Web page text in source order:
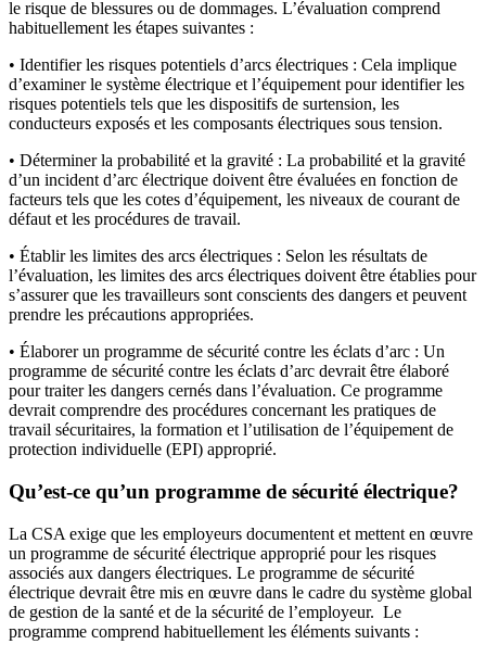
le risque de blessures ou de dommages. L’évaluation comprend
habituellement les étapes suivantes :
• Identifier les risques potentiels d’arcs électriques : Cela implique
d’examiner le système électrique et l’équipement pour identifier les
risques potentiels tels que les dispositifs de surtension, les
conducteurs exposés et les composants électriques sous tension.
• Déterminer la probabilité et la gravité : La probabilité et la gravité
d’un incident d’arc électrique doivent être évaluées en fonction de
facteurs tels que les cotes d’équipement, les niveaux de courant de
défaut et les procédures de travail.
• Établir les limites des arcs électriques : Selon les résultats de
l’évaluation, les limites des arcs électriques doivent être établies pour
s’assurer que les travailleurs sont conscients des dangers et peuvent
prendre les précautions appropriées.
• Élaborer un programme de sécurité contre les éclats d’arc : Un
programme de sécurité contre les éclats d’arc devrait être élaboré
pour traiter les dangers cernés dans l’évaluation. Ce programme
devrait comprendre des procédures concernant les pratiques de
travail sécuritaires, la formation et l’utilisation de l’équipement de
protection individuelle (EPI) approprié.
Qu’est-ce qu’un programme de sécurité électrique?
La CSA exige que les employeurs documentent et mettent en œuvre
un programme de sécurité électrique approprié pour les risques
associés aux dangers électriques. Le programme de sécurité
électrique devrait être mis en œuvre dans le cadre du système global
de gestion de la santé et de la sécurité de l’employeur. Le
programme comprend habituellement les éléments suivants :